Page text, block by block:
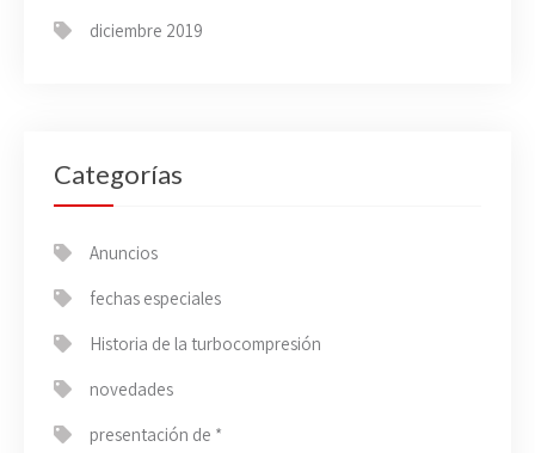
diciembre 2019
Categorías
Anuncios
fechas especiales
Historia de la turbocompresión
novedades
presentación de *